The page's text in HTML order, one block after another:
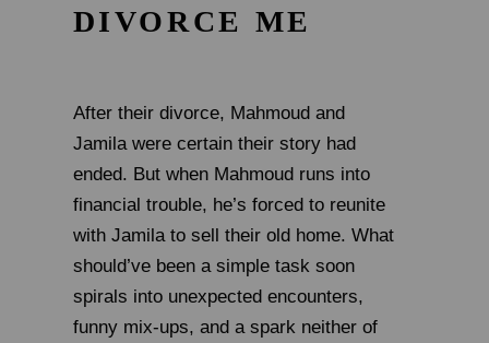
DIVORCE ME
After their divorce, Mahmoud and
Jamila were certain their story had
ended. But when Mahmoud runs into
financial trouble, he’s forced to reunite
with Jamila to sell their old home. What
should’ve been a simple task soon
spirals into unexpected encounters,
funny mix-ups, and a spark neither of